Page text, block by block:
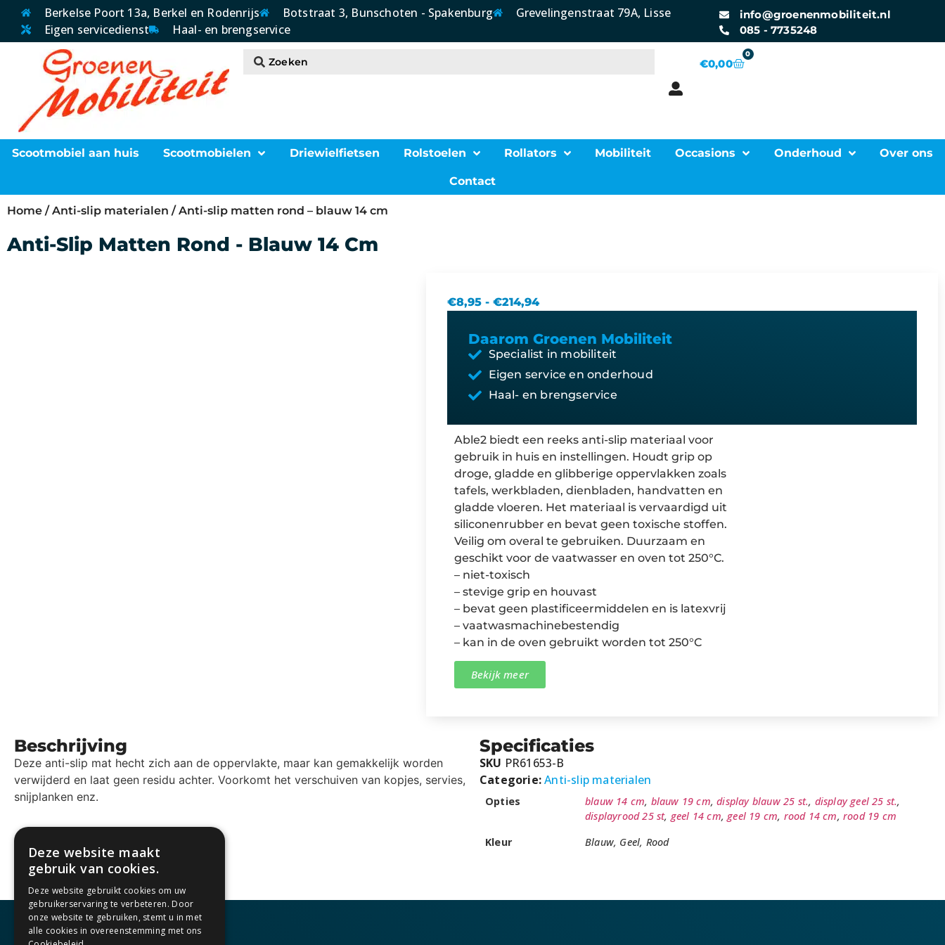
Berkelse Poort 13a, Berkel en Rodenrijs Botstraat 3, Bunschoten - Spakenburg
Grevelingenstraat 79A, Lisse
Eigen servicedienst
Haal- en brengservice
info@groenenmobiliteit.nl
085 - 7735248
€0,00
0
Scootmobiel aan huis Scootmobielen Driewielfietsen Rolstoelen Rollators Mobiliteit Occasions Onderhoud Over ons
Contact
Home /Anti-slip materialen / Anti-slip matten rond – blauw 14 cm
Anti-Slip Matten Rond - Blauw 14 Cm
€8,95 - €214,94
Daarom Groenen Mobiliteit
Specialist in mobiliteit
Eigen service en onderhoud
Haal- en brengservice
Able2 biedt een reeks anti-slip materiaal voor
gebruik in huis en instellingen. Houdt grip op
droge, gladde en glibberige oppervlakken zoals
tafels, werkbladen, dienbladen, handvatten en
gladde vloeren. Het materiaal is vervaardigd uit
siliconenrubber en bevat geen toxische stoffen.
Veilig om overal te gebruiken. Duurzaam en
geschikt voor de vaatwasser en oven tot 250°C.
– niet-toxisch
– stevige grip en houvast
– bevat geen plastificeermiddelen en is latexvrij
– vaatwasmachinebestendig
– kan in de oven gebruikt worden tot 250°C
Bekijk meer
Beschrijving
Deze anti-slip mat hecht zich aan de oppervlakte, maar kan gemakkelijk worden
verwijderd en laat geen residu achter. Voorkomt het verschuiven van kopjes, servies,
snijplanken enz.
Specificaties
SKU PR61653-B
Categorie:Anti-slip materialen
Opties blauw 14 cm, blauw 19 cm,display blauw 25 st., display geel 25 st.,
displayrood 25 st, geel 14 cm,geel 19 cm, rood 14 cm,rood 19 cm
Kleur
Blauw, Geel, Rood
Deze website maakt
gebruik van cookies.
Deze website gebruikt cookies om uw
gebruikerservaring te verbeteren. Door
onze website te gebruiken, stemt u in met
alle cookies in overeenstemming met ons